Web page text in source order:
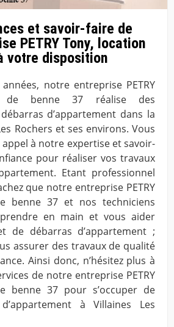
et savoir-faire de
PETRY Tony, location
votre disposition
notre entreprise PETRY
de benne 37 réalise des
d’appartement dans la
Rochers et ses environs. Vous
à notre expertise et savoir-
pour réaliser vos travaux
Etant professionnel
que notre entreprise PETRY
benne 37 et nos techniciens
en main et vous aider
de débarras d’appartement ;
assurer des travaux de qualité
Ainsi donc, n’hésitez plus à
de notre entreprise PETRY
benne 37 pour s’occuper de
à Villaines Les